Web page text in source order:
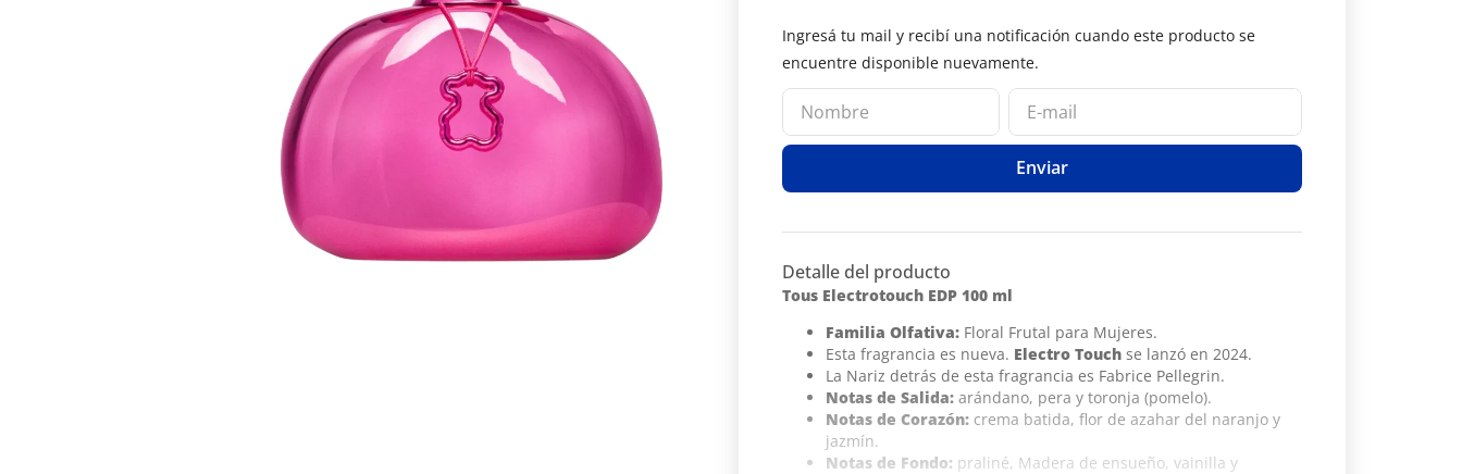
Enviar
Detalle del producto
Tous Electrotouch EDP 100 ml
Familia Olfativa: Floral Frutal para Mujeres.
Esta fragrancia es nueva. Electro Touch se lanzó en 2024.
La Nariz detrás de esta fragrancia es Fabrice Pellegrin.
Notas de Salida: arándano, pera y toronja (pomelo).
Notas de Corazón: crema batida, flor de azahar del naranjo y
jazmín.
Notas de Fondo: praliné, Madera de ensueño, vainilla y